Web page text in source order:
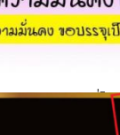
อ ครม สัญจร ที่โ